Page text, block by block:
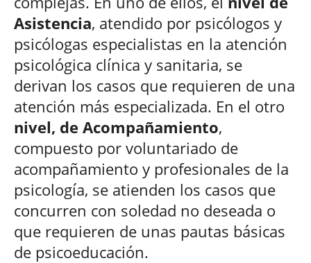
Asistencia, atendido por psicólogos y
psicólogas especialistas en la atención
psicológica clínica y sanitaria, se
derivan los casos que requieren de una
atención más especializada. En el otro
nivel, de Acompañamiento,
compuesto por voluntariado de
acompañamiento y profesionales de la
psicología, se atienden los casos que
concurren con soledad no deseada o
que requieren de unas pautas básicas
de psicoeducación.